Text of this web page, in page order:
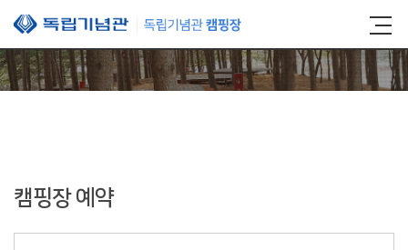
본문 바로가기
캠핑장 예약